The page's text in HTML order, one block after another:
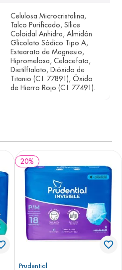
Celulosa Microcristalina,
Talco Purificado, Sílice
Coloidal Anhidra, Almidón
Glicolato Sódico Tipo A,
Estearato de Magnesio,
Hipromelosa, Celacefato,
Dietilftalato, Dióxido de
Titanio (C.I. 77891), Óxido
de Hierro Rojo (C.I. 77491).
20%
Prudential